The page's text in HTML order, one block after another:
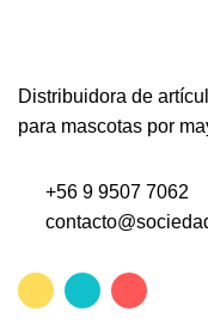
Distribuidora de
para mascotas por
+56 9 9507 7062